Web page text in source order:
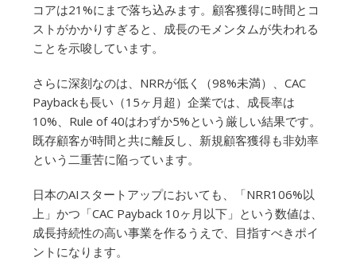
コアは21%にまで落ち込みます。顧客獲得に時間とコ
ストがかかりすぎると、成長のモメンタムが失われる
ことを示唆しています。
さらに深刻なのは、NRRが低く（98%未満）、CAC
Paybackも長い（15ヶ月超）企業では、成長率は
10%、Rule of 40はわずか5%という厳しい結果です。
既存顧客が時間と共に離反し、新規顧客獲得も非効率
という二重苦に陥っています。
日本のAIスタートアップにおいても、「NRR106%以
上」かつ「CAC Payback 10ヶ月以下」という数値は、
成長持続性の高い事業を作るうえで、目指すべきポイ
ントになります。